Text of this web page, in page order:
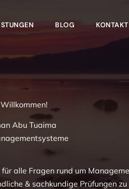
BLOG KONTAKT
Abu Tuaima
alle Fragen rund um
& sachkundige Prüfungen